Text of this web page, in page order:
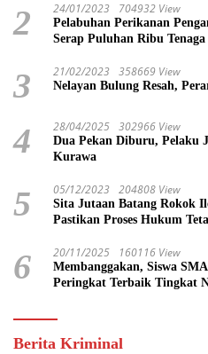
2 24/01/2023 704932 View
Pelabuhan Perikanan
Serap Puluhan Ribu
3 21/02/2023 358669 View
Nelayan Bulung Resah,
4 28/04/2025 302966 View
Dua Pekan Diburu, Pelaku
Kurawa
5 05/12/2023 204808 View
Sita Jutaan Batang Rokok
Pastikan Proses Hukum
6 20/11/2025 160116 View
Membanggakan, Siswa
Peringkat Terbaik Tingkat
Berita Kriminal